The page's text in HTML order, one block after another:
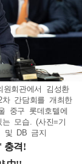
원회관에서 김성환
간담회를 개최한
중구 롯데호텔에
모습. (사진=기
및 DB 금지